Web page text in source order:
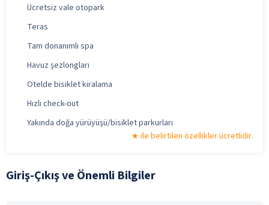
Ücretsiz vale otopark
Teras
Tam donanımlı spa
Havuz şezlongları
Otelde bisiklet kiralama
Hızlı check-out
Yakında doğa yürüyüşü/bisiklet parkurları
ile belirtilen özellikler ücretlidir.
Giriş-Çıkış ve Önemli Bilgiler